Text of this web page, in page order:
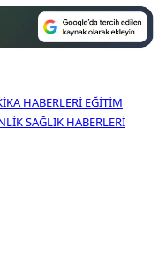
HABERLERI EĞITIM
SAĞLIK HABERLERI